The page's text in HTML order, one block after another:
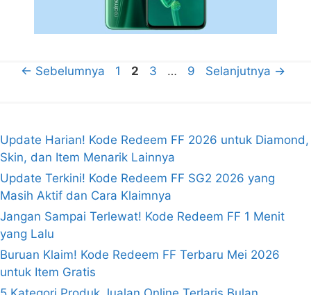
← Sebelumnya Halaman
1 Halaman
2 Halaman
3 … Halaman
9 Selanjutnya →
Update Harian! Kode Redeem FF 2026 untuk Diamond,
Skin, dan Item Menarik Lainnya
Update Terkini! Kode Redeem FF SG2 2026 yang
Masih Aktif dan Cara Klaimnya
Jangan Sampai Terlewat! Kode Redeem FF 1 Menit
yang Lalu
Buruan Klaim! Kode Redeem FF Terbaru Mei 2026
untuk Item Gratis